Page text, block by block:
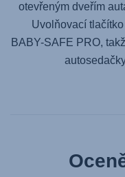
otevřeným dveřím
Uvolňovací
BABY-SAFE PRO,